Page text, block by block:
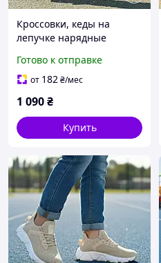
Кроссовки, кеды на
лепучке нарядные
Размер 28,30
Готово к отправке
от 182₴/мес
1 090₴
Купить